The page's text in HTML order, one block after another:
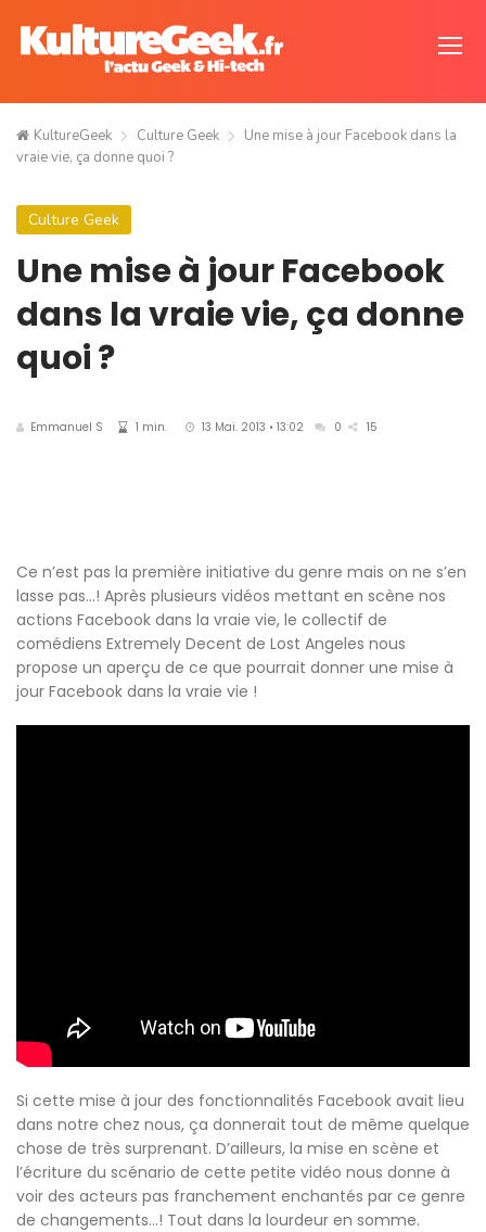
KultureGeek Culture Geek
Une mise à jour Facebook dans la
vraie vie, ça donne quoi ?
Culture Geek
Une mise à jour Facebook
dans la vraie vie, ça donne
quoi ?
Emmanuel S 1 min. 13 Mai. 2013 • 13:02 0 15
Ce n’est pas la première initiative du genre mais on ne s’en
lasse pas…! Après plusieurs vidéos mettant en scène nos
actions Facebook dans la vraie vie, le collectif de
comédiens Extremely Decent de Lost Angeles nous
propose un aperçu de ce que pourrait donner une mise à
jour Facebook dans la vraie vie !
Si cette mise à jour des fonctionnalités Facebook avait lieu
dans notre chez nous, ça donnerait tout de même quelque
chose de très surprenant. D’ailleurs, la mise en scène et
l’écriture du scénario de cette petite vidéo nous donne à
voir des acteurs pas franchement enchantés par ce genre
de changements…! Tout dans la lourdeur en somme.